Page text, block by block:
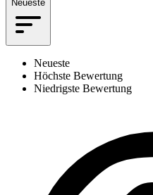
Neueste
Neueste
Höchste Bewertung
Niedrigste Bewertung